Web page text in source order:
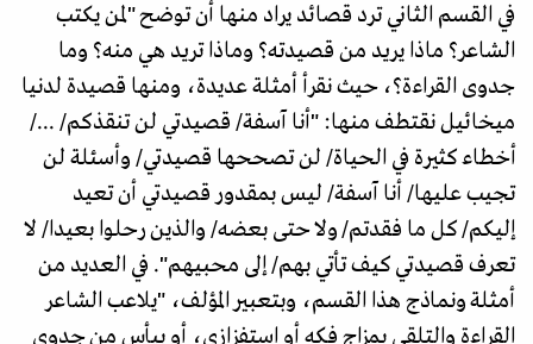
في القسم الثاني ترد قصائد يراد منها أن توضح "لمن يكتب
الشاعر؟ ماذا يريد من قصيدته؟ وماذا تريد هي منه؟ وما
جدوى القراءة؟، حيث نقرأ أمثلة عديدة، ومنها قصيدة لدنيا
ميخائيل نقتطف منها: "أنا آسفة/ قصيدتي لن تنقذكم/ .../
أخطاء كثيرة في الحياة/ لن تصححها قصيدتي/ وأسئلة لن
تجيب عليها/ أنا آسفة/ ليس بمقدور قصيدتي أن تعيد
إليكم/ كل ما فقدتم/ ولا حتى بعضه/ والذين رحلوا بعيدا/ لا
تعرف قصيدتي كيف تأتي بهم/ إلى محبيهم". في العديد من
أمثلة ونماذج هذا القسم، وبتعبير المؤلف، "يلاعب الشاعر
القراءة والتلقي بمزاج فكه أو استفزازي، أو بيأس من جدوى